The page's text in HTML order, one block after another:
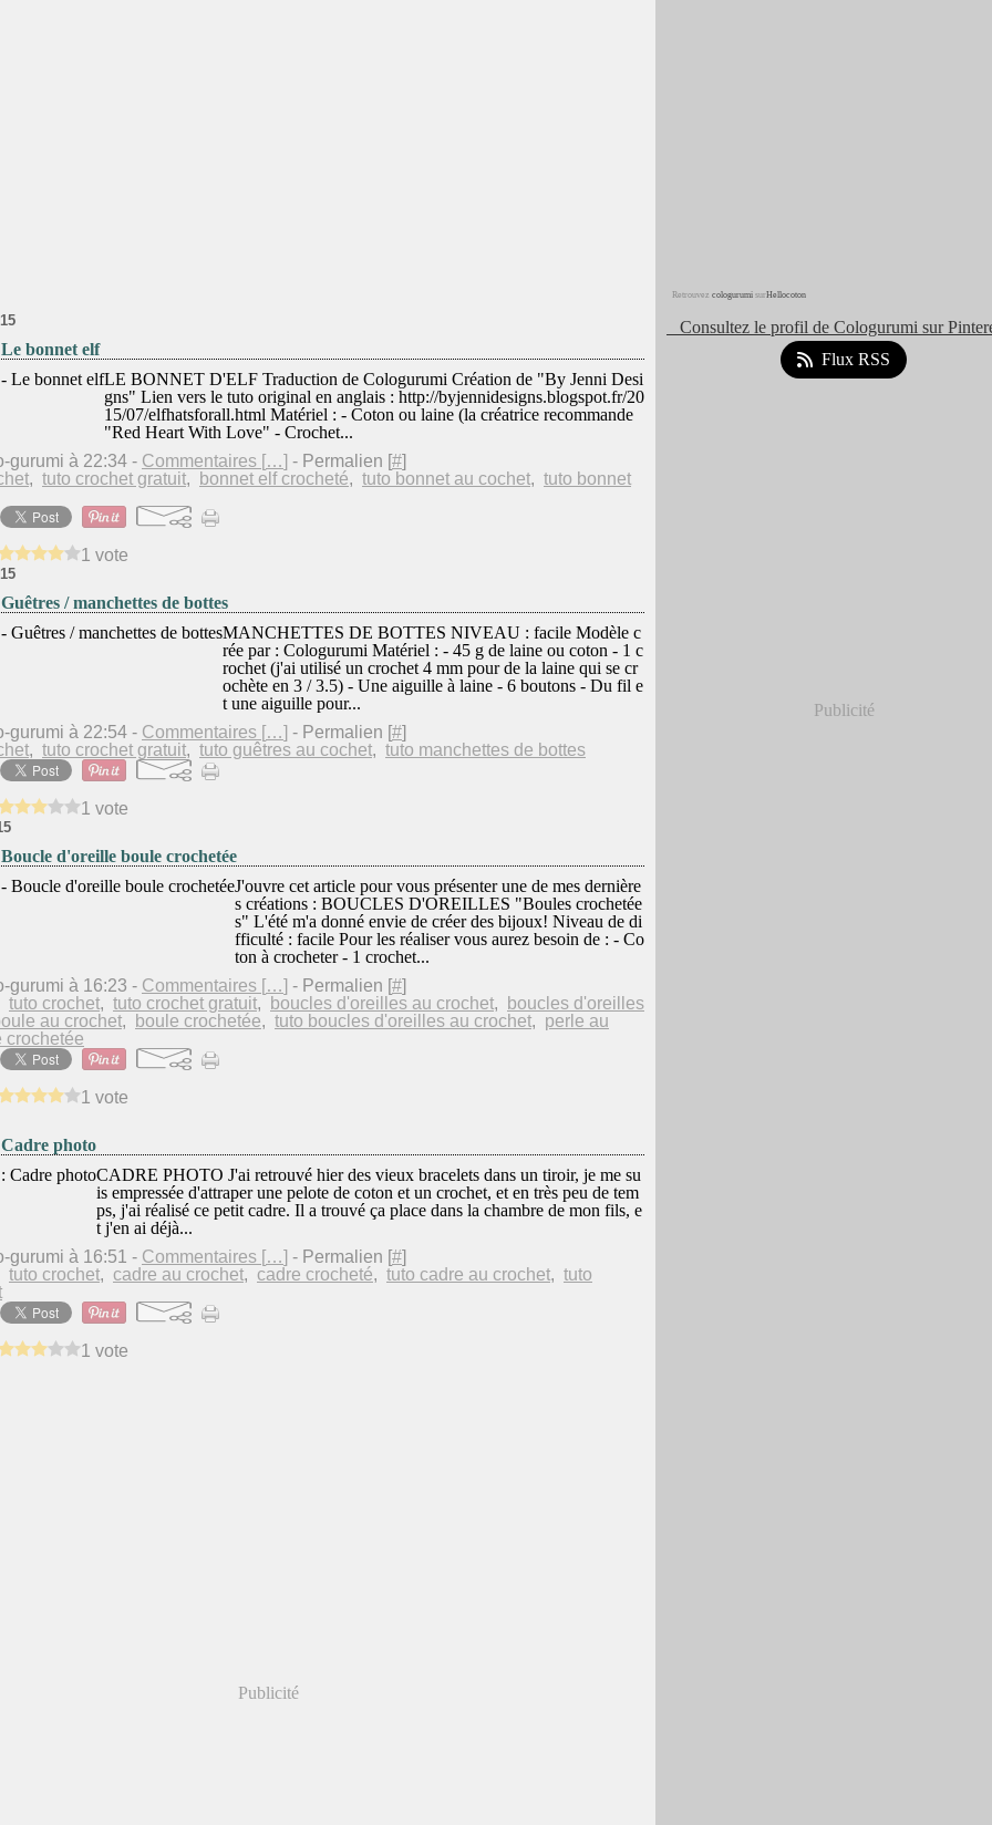
bonnet elf
LE BONNET D'ELF Traduction de Cologurumi Création de "By Jenni Desi
gns" Lien vers le tuto original en anglais : http://byjennidesigns.blogspot.fr/20
15/07/elfhatsforall.html Matériel : - Coton ou laine (la créatrice recommande
"Red Heart With Love" - Crochet...
gurumi à 22:34 - Commentaires […] - Permalien [#]
, tuto crochet gratuit, bonnet elf crocheté, tuto bonnet au cochet, tuto bonnet
1 vote
/ manchettes de bottes
MANCHETTES DE BOTTES NIVEAU : facile Modèle c
rée par : Cologurumi Matériel : - 45 g de laine ou coton - 1 c
rochet (j'ai utilisé un crochet 4 mm pour de la laine qui se cr
ochète en 3 / 3.5) - Une aiguille à laine - 6 boutons - Du fil e
t une aiguille pour...
gurumi à 22:54 - Commentaires […] - Permalien [#]
, tuto crochet gratuit, tuto guêtres au cochet, tuto manchettes de bottes
1 vote
d'oreille boule crochetée
J'ouvre cet article pour vous présenter une de mes dernière
s créations : BOUCLES D'OREILLES "Boules crochetée
s" L'été m'a donné envie de créer des bijoux! Niveau de di
fficulté : facile Pour les réaliser vous aurez besoin de : - Co
ton à crocheter - 1 crochet...
gurumi à 16:23 - Commentaires […] - Permalien [#]
tuto crochet, tuto crochet gratuit, boucles d'oreilles au crochet,
boucles d'oreilles
au crochet, boule crochetée, tuto boucles d'oreilles au crochet, perle au
crochetée
1 vote
photo
CADRE PHOTO J'ai retrouvé hier des vieux bracelets dans un tiroir, je me su
is empressée d'attraper une pelote de coton et un crochet, et en très peu de tem
ps, j'ai réalisé ce petit cadre. Il a trouvé ça place dans la chambre de mon fils, e
t j'en ai déjà...
gurumi à 16:51 - Commentaires […] - Permalien [#]
tuto crochet, cadre au crochet, cadre crocheté, tuto cadre au crochet, tuto
1 vote
Publicité
Retrouvez cologurumi surHellocoton
Consultez le profil de Cologurumi sur
Flux RSS
Publicité